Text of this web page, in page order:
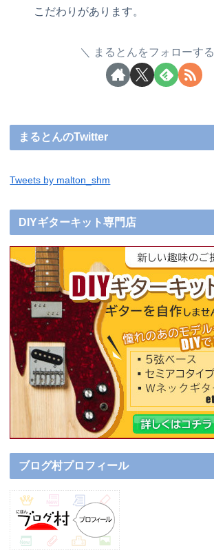
こだわりがあります。
まるとんをフォローする
まるとんのTwitter
Tweets by malton_shm
DIYギターキット専門店
ブログ村プロフィール